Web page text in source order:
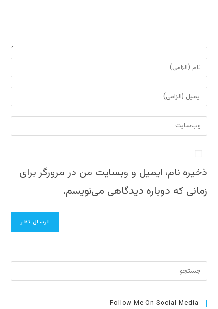
برای
نظر
دادن،
نام
نام
کاربری
خود
وارد
کنید
برای
نظر
دادن،
ایمیل‌تان
وارد
وب
خود
را
کنید
ذخیره نام، ایمیل و وبسایت من در مرورگر برای
زمانی که دوباره دیدگاهی می‌نویسم.
Follow Me On Social Media